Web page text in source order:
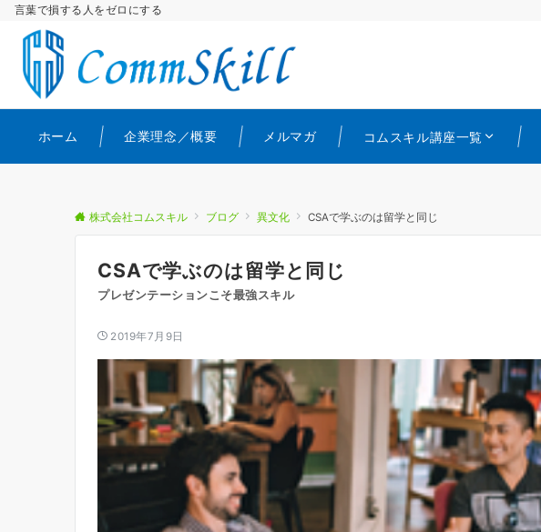
言葉で損する人をゼロにする
ホーム 企業理念／概要 メルマガ コムスキル講座一覧
株式会社コムスキル ブログ 異文化 CSAで学ぶのは留学と同じ
CSAで学ぶのは留学と同じ
プレゼンテーションこそ最強スキル
2019年7月9日